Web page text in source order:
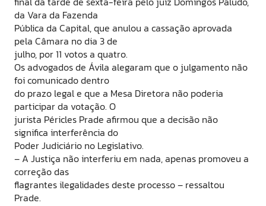
da Vara da Fazenda
Pública da Capital, que anulou a cassação aprovada
pela Câmara no dia 3 de
julho, por 11 votos a quatro.
Os advogados de Ávila alegaram que o julgamento não
foi comunicado dentro
do prazo legal e que a Mesa Diretora não poderia
participar da votação. O
jurista Péricles Prade afirmou que a decisão não
significa interferência do
Poder Judiciário no Legislativo.
– A Justiça não interferiu em nada, apenas promoveu a
correção das
flagrantes ilegalidades deste processo – ressaltou
Prade.